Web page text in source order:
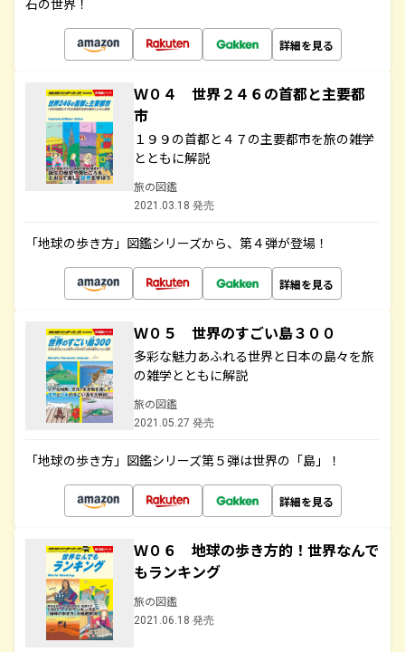
石の世界！
詳細を見る
Ｗ０４ 世界２４６の首都と主要都
市
１９９の首都と４７の主要都市を旅の雑学
とともに解説
旅の図鑑
2021.03.18 発売
「地球の歩き方」図鑑シリーズから、第４弾が登場！
詳細を見る
Ｗ０５ 世界のすごい島３００
多彩な魅力あふれる世界と日本の島々を旅
の雑学とともに解説
旅の図鑑
2021.05.27 発売
「地球の歩き方」図鑑シリーズ第５弾は世界の「島」！
詳細を見る
Ｗ０６ 地球の歩き方的！世界なんで
もランキング
旅の図鑑
2021.06.18 発売